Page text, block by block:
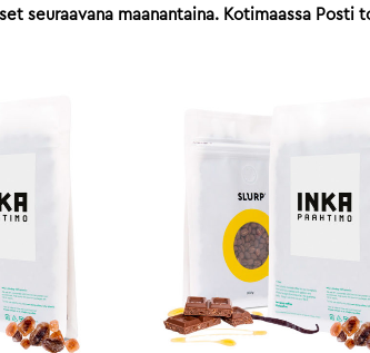
seuraavana maanantaina. Kotimaassa